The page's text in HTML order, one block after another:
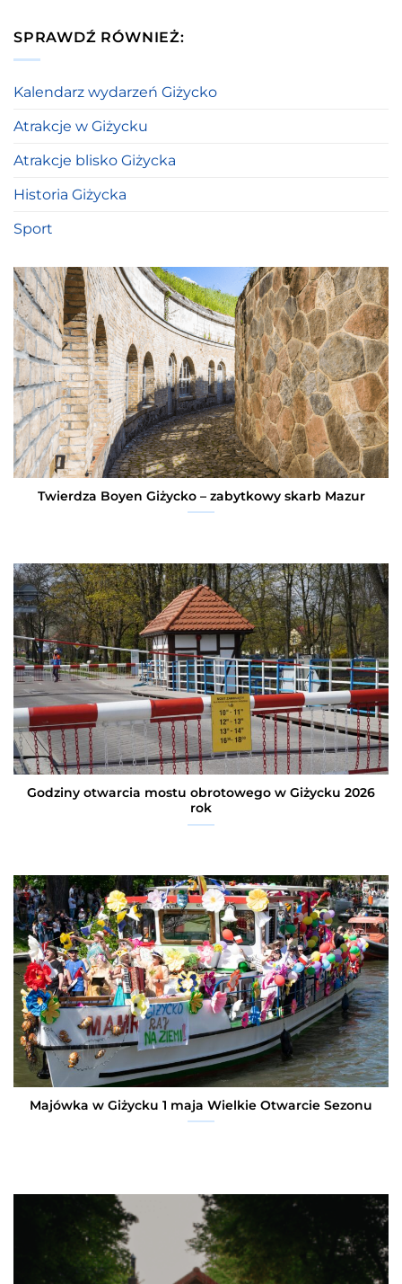
SPRAWDŹ RÓWNIEŻ:
Kalendarz wydarzeń Giżycko
Atrakcje w Giżycku
Atrakcje blisko Giżycka
Historia Giżycka
Sport
Twierdza Boyen Giżycko – zabytkowy skarb Mazur
Godziny otwarcia mostu obrotowego w Giżycku 2026
rok
Majówka w Giżycku 1 maja Wielkie Otwarcie Sezonu